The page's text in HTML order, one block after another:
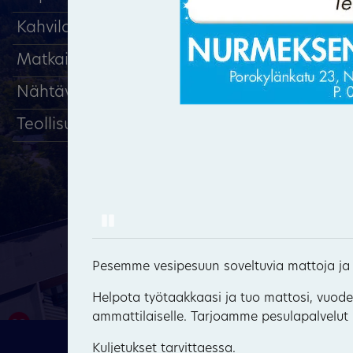
Kahvilat, ravintolat
Matkailu, majoitus
Nähtävyydet
Teollisuus
29
Pesemme vesipesuun soveltuvia mattoja
Helpota työtaakkaasi ja tuo mattosi,
ammattilaiselle. Tarjoamme
Kuljetukset tarvittaessa.